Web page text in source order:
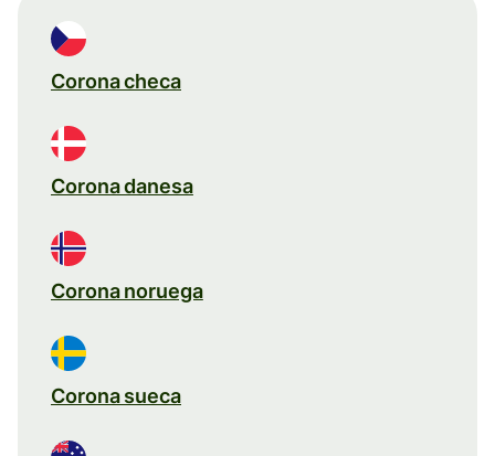
Corona checa
Corona danesa
Corona noruega
Corona sueca